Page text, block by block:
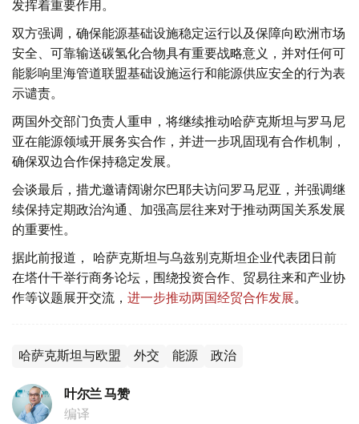
发挥着重要作用。
双方强调，确保能源基础设施稳定运行以及保障向欧洲市场
安全、可靠输送碳氢化合物具有重要战略意义，并对任何可
能影响里海管道联盟基础设施运行和能源供应安全的行为表
示谴责。
两国外交部门负责人重申，将继续推动哈萨克斯坦与罗马尼
亚在能源领域开展务实合作，并进一步巩固现有合作机制，
确保双边合作保持稳定发展。
会谈最后，措尤邀请阔谢尔巴耶夫访问罗马尼亚，并强调继
续保持定期政治沟通、加强高层往来对于推动两国关系发展
的重要性。
据此前报道， 哈萨克斯坦与乌兹别克斯坦企业代表团日前
在塔什干举行商务论坛，围绕投资合作、贸易往来和产业协
作等议题展开交流， 进一步推动两国经贸合作发展。
哈萨克斯坦与欧盟 外交 能源 政治
叶尔兰 马赞
编译